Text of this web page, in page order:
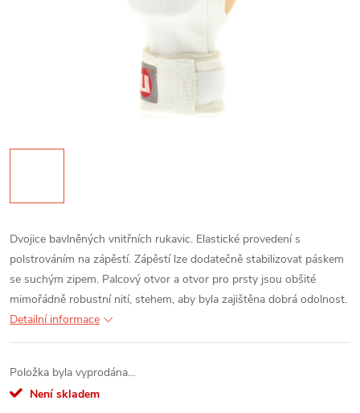
Dvojice bavlněných vnitřních rukavic. Elastické provedení s
polstrováním na zápěstí. Zápěstí lze dodatečně stabilizovat páskem
se suchým zipem. Palcový otvor a otvor pro prsty jsou obšité
mimořádně robustní nití, stehem, aby byla zajištěna dobrá odolnost.
Detailní informace
Položka byla vyprodána…
Není skladem